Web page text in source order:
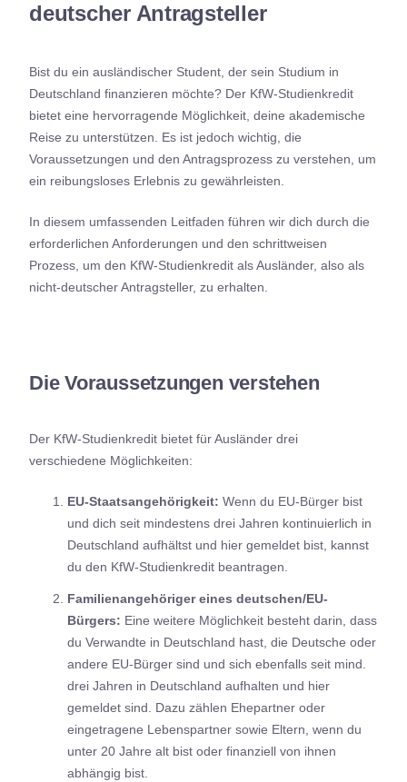
deutscher Antragsteller
Bist du ein ausländischer Student, der sein Studium in
Deutschland finanzieren möchte? Der KfW-Studienkredit
bietet eine hervorragende Möglichkeit, deine akademische
Reise zu unterstützen. Es ist jedoch wichtig, die
Voraussetzungen und den Antragsprozess zu verstehen, um
ein reibungsloses Erlebnis zu gewährleisten.
In diesem umfassenden Leitfaden führen wir dich durch die
erforderlichen Anforderungen und den schrittweisen
Prozess, um den KfW-Studienkredit als Ausländer, also als
nicht-deutscher Antragsteller, zu erhalten.
Die Voraussetzungen verstehen
Der KfW-Studienkredit bietet für Ausländer drei
verschiedene Möglichkeiten:
EU-Staatsangehörigkeit: Wenn du EU-Bürger bist
und dich seit mindestens drei Jahren kontinuierlich in
Deutschland aufhältst und hier gemeldet bist, kannst
du den KfW-Studienkredit beantragen.
Familienangehöriger eines deutschen/EU-
Bürgers: Eine weitere Möglichkeit besteht darin, dass
du Verwandte in Deutschland hast, die Deutsche oder
andere EU-Bürger sind und sich ebenfalls seit mind.
drei Jahren in Deutschland aufhalten und hier
gemeldet sind. Dazu zählen Ehepartner oder
eingetragene Lebenspartner sowie Eltern, wenn du
unter 20 Jahre alt bist oder finanziell von ihnen
abhängig bist.